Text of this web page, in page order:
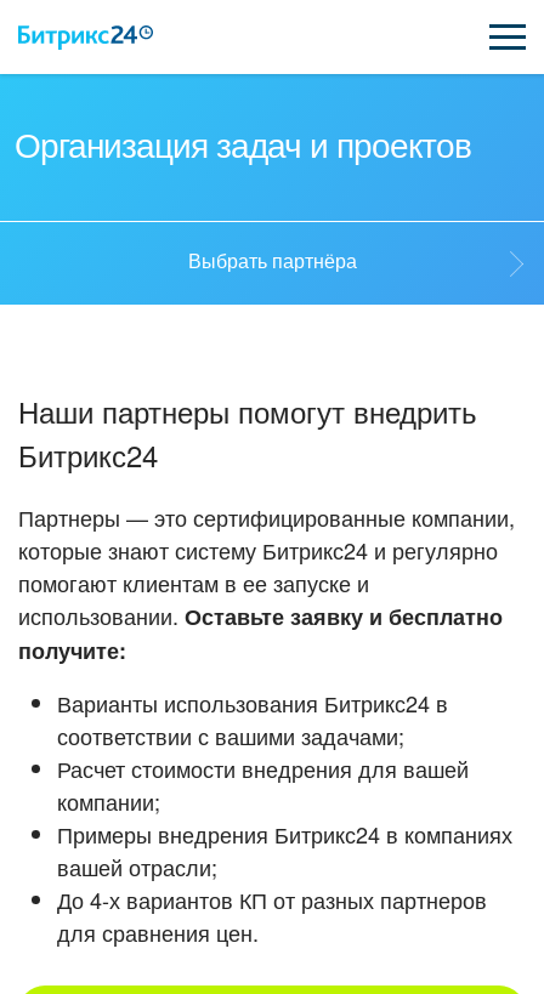
ПОЛУЧИТЬ БЕСПЛАТНО
ВХОД
ВХОД
Организация задач и проектов
Стать партнёром
Кейсы партнеров
Смотреть видеокейсы
Выбрать партнёра
Наши партнеры помогут внедрить
Битрикс24
Партнеры — это сертифицированные компании,
которые знают систему Битрикс24 и регулярно
помогают клиентам в ее запуске и
использовании. Оставьте заявку и бесплатно
получите:
Варианты использования Битрикс24 в
соответствии с вашими задачами;
Расчет стоимости внедрения для вашей
компании;
Примеры внедрения Битрикс24 в компаниях
вашей отрасли;
До 4-х вариантов КП от разных партнеров
для сравнения цен.